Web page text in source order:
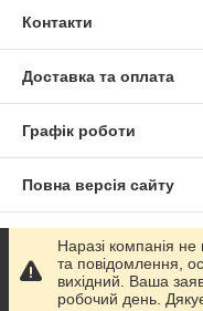
Контакти
Доставка та оплата
Графік роботи
Повна версія сайту
Сайт створено на
Політика
Наразі компанія
та повідомлення,
вихідний. Ваша
робочий день.